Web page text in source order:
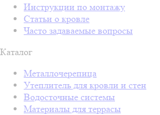
Инструкции по монтажу
Статьи о кровле
Часто задаваемые вопросы
Каталог
Металлочерепица
Утеплитель для кровли и стен
Водосточные системы
Материалы для террасы